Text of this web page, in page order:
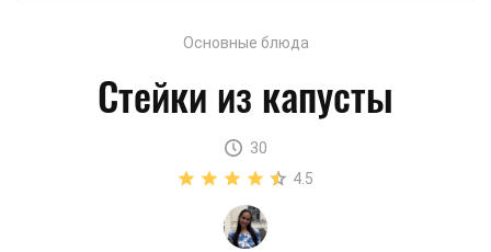
Основные блюда
Стейки из капусты
30
4.5